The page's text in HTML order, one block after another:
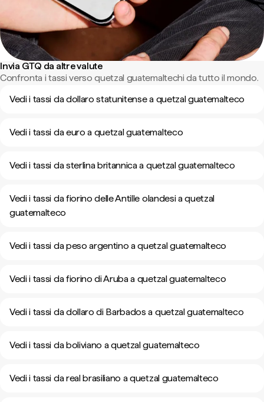
Invia GTQ da altre valute
Confronta i tassi verso quetzal guatemaltechi da tutto il mondo.
Vedi i tassi da dollaro statunitense a quetzal guatemalteco
Vedi i tassi da euro a quetzal guatemalteco
Vedi i tassi da sterlina britannica a quetzal guatemalteco
Vedi i tassi da fiorino delle Antille olandesi a quetzal
guatemalteco
Vedi i tassi da peso argentino a quetzal guatemalteco
Vedi i tassi da fiorino di Aruba a quetzal guatemalteco
Vedi i tassi da dollaro di Barbados a quetzal guatemalteco
Vedi i tassi da boliviano a quetzal guatemalteco
Vedi i tassi da real brasiliano a quetzal guatemalteco